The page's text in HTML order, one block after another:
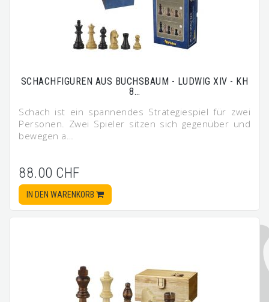
SCHACHFIGUREN AUS BUCHSBAUM - LUDWIG XIV - KH
8…
Schach ist ein spannendes Strategiespiel für zwei
Personen. Zwei Spieler sitzen sich gegenüber und
bewegen a…
88.00 CHF
IN DEN WARENKORB